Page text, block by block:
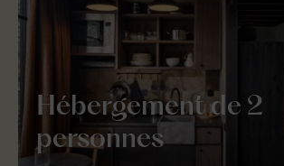
Hébergement de 2
personnes